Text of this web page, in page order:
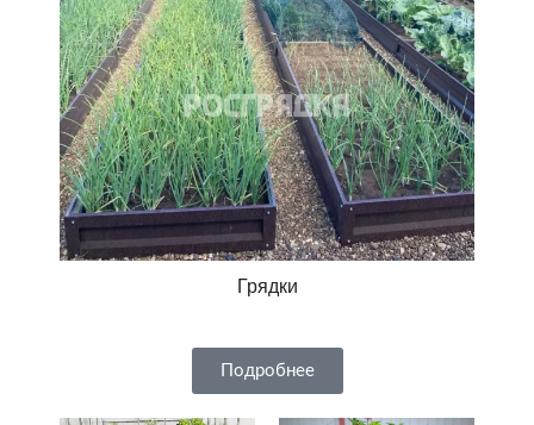
Грядки
Подробнее